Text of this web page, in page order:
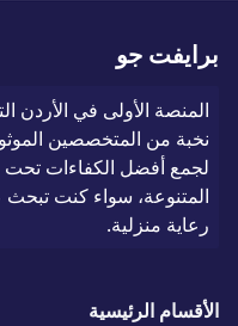
برايفت جو
المنصة الأولى في الأردن
نخبة من المتخصصين
لجمع أفضل الكفاءات تحت
المتنوعة، سواء كنت تبحث
رعاية منزلية.
الأقسام الرئيسية